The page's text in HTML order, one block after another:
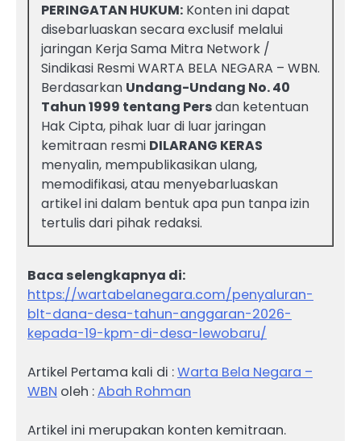
PERINGATAN HUKUM: Konten ini dapat
disebarluaskan secara exclusif melalui
jaringan Kerja Sama Mitra Network /
Sindikasi Resmi WARTA BELA NEGARA – WBN.
Berdasarkan Undang-Undang No. 40
Tahun 1999 tentang Persdan ketentuan
Hak Cipta, pihak luar di luar jaringan
kemitraan resmi DILARANG KERAS
menyalin, mempublikasikan ulang,
memodifikasi, atau menyebarluaskan
artikel ini dalam bentuk apa pun tanpa izin
tertulis dari pihak redaksi.
Baca selengkapnya di:
https://wartabelanegara.com/penyaluran-
blt-dana-desa-tahun-anggaran-2026-
kepada-19-kpm-di-desa-lewobaru/
Artikel Pertama kali di :Warta Bela Negara –
WBN oleh :Abah Rohman
Artikel ini merupakan konten kemitraan.